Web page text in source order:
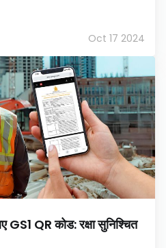
Oct 17 2024
GS1 QR कोड: रक्षा सुनिश्चित